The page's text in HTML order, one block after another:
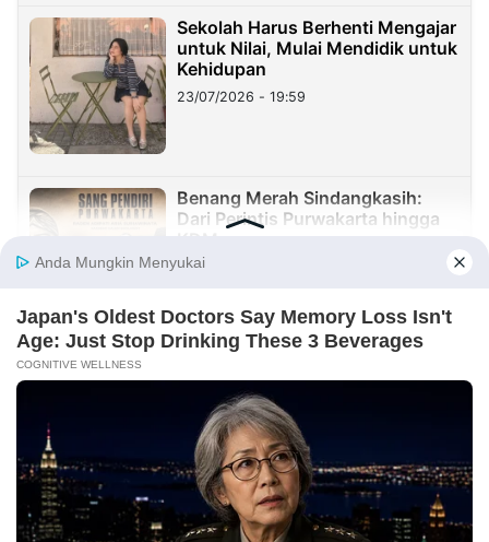
Sekolah Harus Berhenti Mengajar
untuk Nilai, Mulai Mendidik untuk
Kehidupan
23/07/2026 - 19:59
Benang Merah Sindangkasih:
Dari Perintis Purwakarta hingga
21/07/2026 - 09:22
INFORMASI IKLAN
KIRIM KARYA TENTANG KAMI